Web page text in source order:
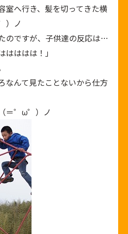
室へ行き、髪を切ってきた横
）ノ
のですが、子供達の反応は…
はははは！」
なんて見たことないから仕方
＝゜ω゜）ノ